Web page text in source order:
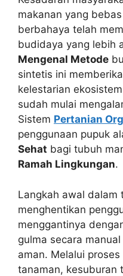
makanan yang
berbahaya telah
budidaya yang lebih
Mengenal Metode
sintetis ini
kelestarian
sudah mulai
Sistem Pertanian
penggunaan pupuk
Sehat bagi tubuh
Ramah Lingkungan.
Langkah awal dalam
menghentikan
menggantinya
gulma secara
aman. Melalui proses
tanaman, kesuburan